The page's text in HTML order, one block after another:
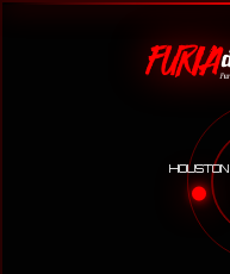
HOUSTON